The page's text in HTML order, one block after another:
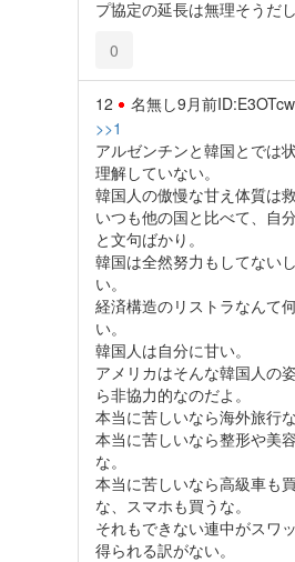
プ協定の延長は無理そうだし
0
12 名無し9月前
>>1
アルゼンチンと韓国とでは
理解していない。
韓国人の傲慢な甘え体質は
いつも他の国と比べて、自
と文句ばかり。
韓国は全然努力もしてない
い。
経済構造のリストラなんて
い。
韓国人は自分に甘い。
アメリカはそんな韓国人の
ら非協力的なのだよ。
本当に苦しいなら海外旅行な
本当に苦しいなら整形や美
な。
本当に苦しいなら高級車も
な、スマホも買うな。
それもできない連中がスワ
得られる訳がない。